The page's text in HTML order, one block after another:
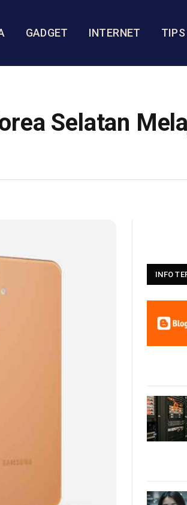
GADGET INTERNET TIPS
Selatan
INFO